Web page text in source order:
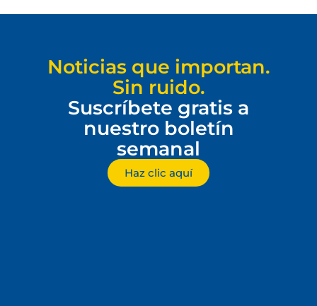
Noticias que importan.
Sin ruido.
Suscríbete gratis a
nuestro boletín
semanal
Haz clic aquí